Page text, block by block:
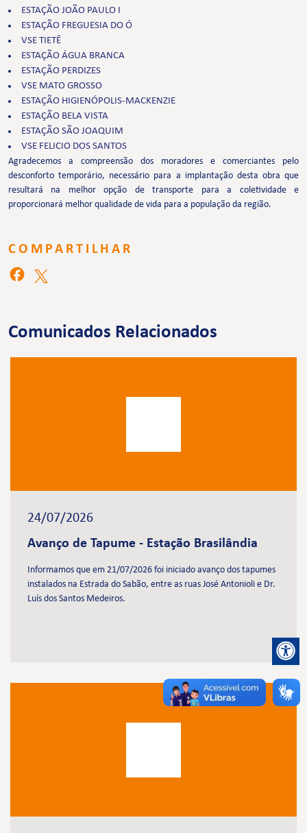
ESTAÇÃO JOÃO PAULO I
ESTAÇÃO FREGUESIA DO Ó
VSE TIETÊ
ESTAÇÃO ÁGUA BRANCA
ESTAÇÃO PERDIZES
VSE MATO GROSSO
ESTAÇÃO HIGIENÓPOLIS-MACKENZIE
ESTAÇÃO BELA VISTA
ESTAÇÃO SÃO JOAQUIM
VSE FELICIO DOS SANTOS
Agradecemos a compreensão dos moradores e comerciantes pelo
desconforto temporário, necessário para a implantação desta obra que
resultará na melhor opção de transporte para a coletividade e
proporcionará melhor qualidade de vida para a população da região.
COMPARTILHAR
Comunicados Relacionados
24/07/2026
Avanço de Tapume - Estação Brasilândia
Informamos que em 21/07/2026 foi iniciado avanço dos tapumes
instalados na Estrada do Sabão, entre as ruas José Antonioli e Dr.
Luís dos Santos Medeiros.